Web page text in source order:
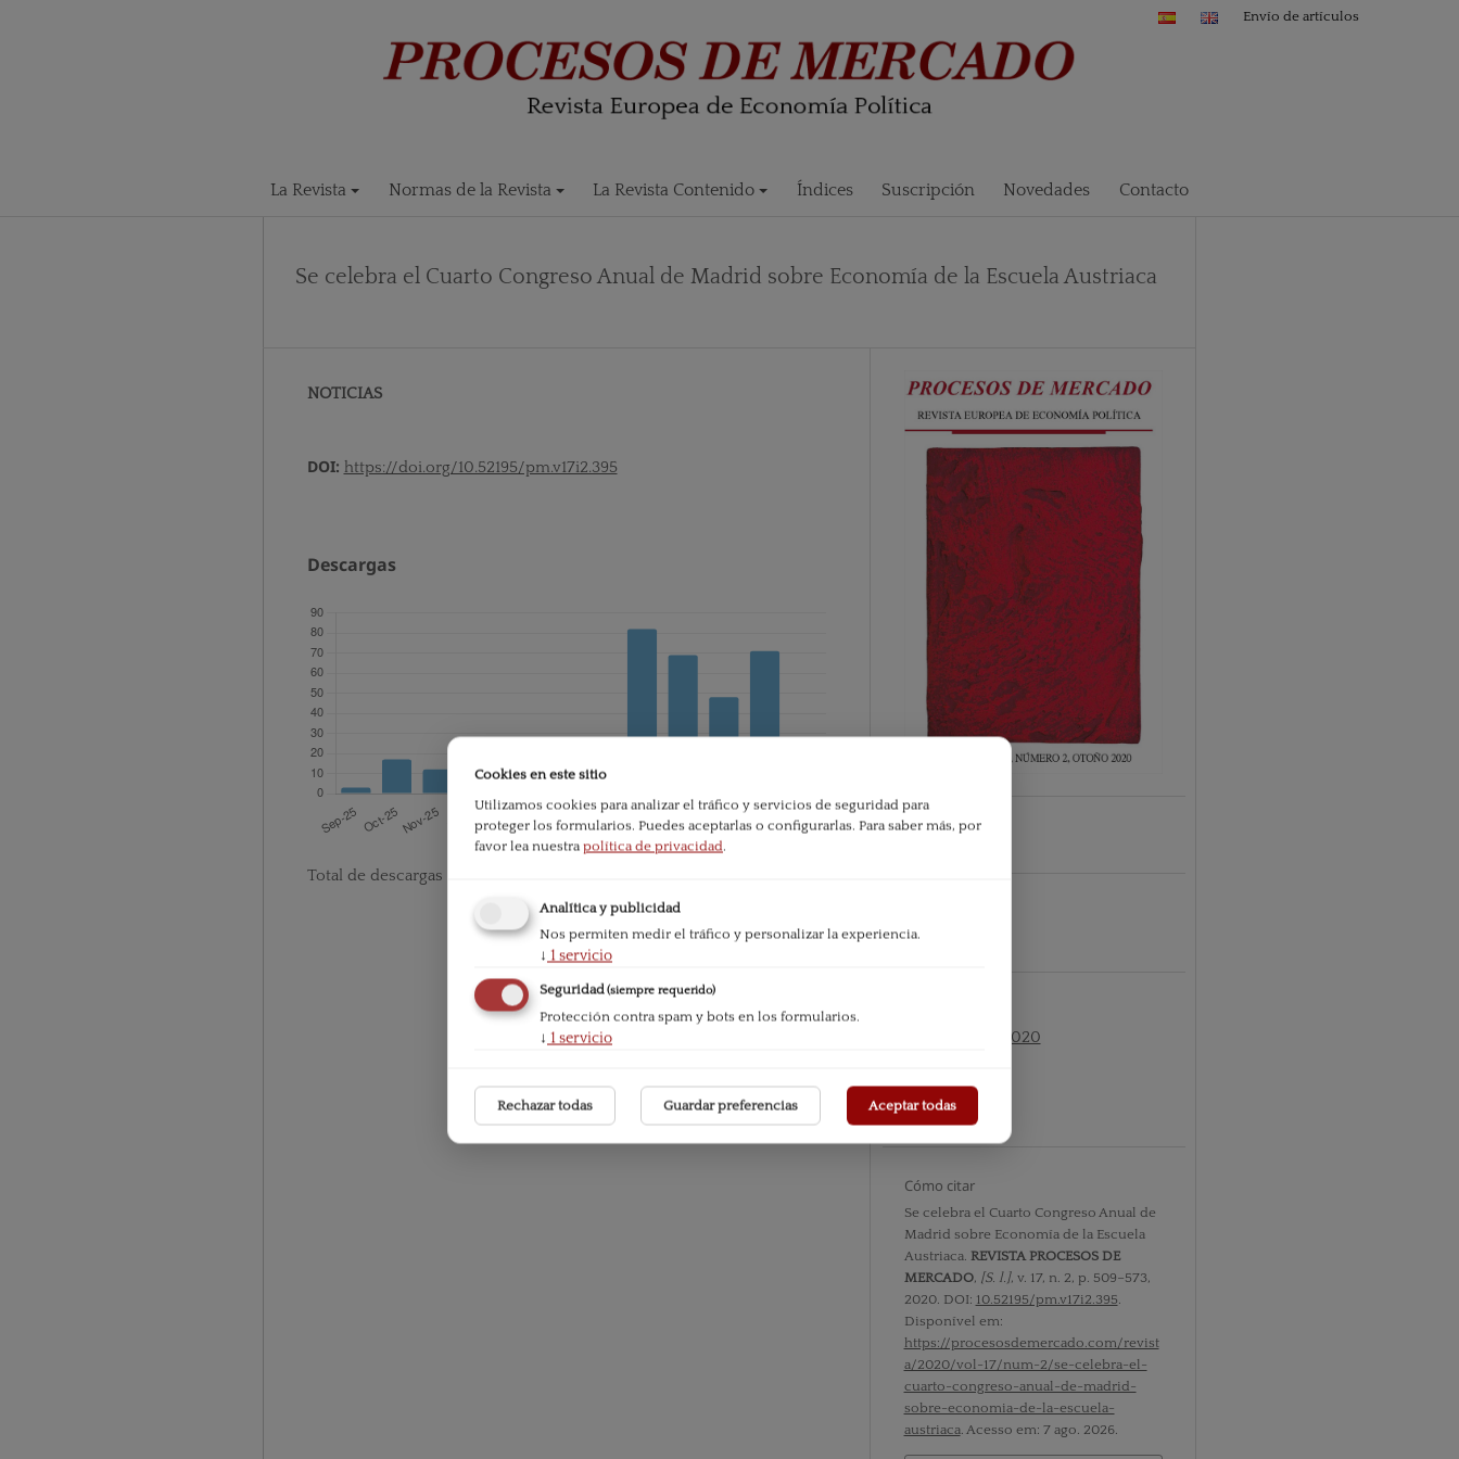
La Revista Normas de la Revista La Revista Contenido Índices Suscripción Novedades Contacto
Envío de artículos
Se celebra el Cuarto Congreso Anual de Madrid sobre Economía de la Escuela Austriaca
NOTICIAS
DOI: https://doi.org/10.52195/pm.v17i2.395
Descargas
Total de descargas desde la publicación:
PDF
2020-06-02
Vol. XVII nº2 2020
Sección
Noticias
Cómo citar
Se celebra el Cuarto Congreso Anual de
Madrid sobre Economía de la Escuela
Austriaca. REVISTA PROCESOS DE
MERCADO, [S. l.], v. 17, n. 2, p. 509–573,
2020. DOI: 10.52195/pm.v17i2.395
Disponível em:
https://procesosdemercado.com/revist
a/2020/vol-17/num-2/se-celebra-el-
cuarto-congreso-anual-de-madrid-
sobre-economia-de-la-escuela-
austriaca. Acesso em: 7 ago. 2026.
Cookies en este sitio
Utilizamos cookies para analizar el tráfico y servicios de seguridad para
proteger los formularios. Puedes aceptarlas o configurarlas. Para saber más, por
favor lea nuestra política de privacidad.
Analítica y publicidad
Nos permiten medir el tráfico y personalizar la experiencia.
↓ 1 servicio
Seguridad(siempre requerido)
Protección contra spam y bots en los formularios.
↓ 1 servicio
Rechazar todas Guardar preferencias Aceptar todas